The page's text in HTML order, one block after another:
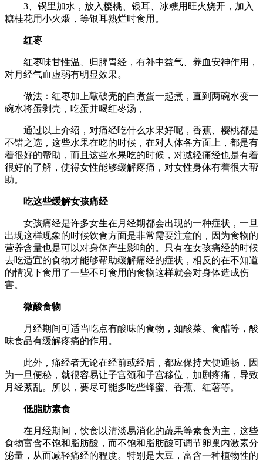
3、锅里加水，放入樱桃、银耳、冰糖用旺火烧开，加入
糖桂花用小火煨，等银耳熟烂时食用。
红枣
红枣味甘性温、归脾胃经，有补中益气、养血安神作用，
对月经气血虚弱有明显效果。
做法：红枣加上敲破壳的白煮蛋一起煮，直到两碗水变一
碗水将蛋剥壳，吃蛋并喝红枣汤，
通过以上介绍，对痛经吃什么水果好呢，香蕉、樱桃都是
不错之选，这些水果在吃的时候，在对人体各方面上，都是有
着很好的帮助，而且这些水果吃的时候，对减轻痛经也是有着
很好的了解，使得女性能够缓解疼痛，对女性身体有着很大帮
助。
吃这些缓解女孩痛经
女孩痛经是许多女生在月经期都会出现的一种症状，一旦
出现这样现象的时候饮食方面是非常需要注意的，因为食物的
营养含量也是可以对身体产生影响的。只有在女孩痛经的时候
去吃适宜的食物才能够帮助缓解痛经的症状，相反的在不知道
的情况下食用了一些不可食用的食物这样就会对身体造成伤
害。
微酸食物
月经期间可适当吃点有酸味的食物，如酸菜、食醋等，酸
味食品有缓解疼痛的作用。
此外，痛经者无论在经前或经后，都应保持大便通畅，因
为一旦便秘，就很容易让子宫颈和子宫移位，加剧疼痛，导致
月经紊乱。所以，要尽可能多吃些蜂蜜、香蕉、红薯等。
低脂肪素食
在月经期间，饮食以清淡易消化的蔬果等素食为主，这些
食物富含不饱和脂肪酸，而不饱和脂肪酸可调节卵巢内激素分
泌量，从而减轻痛经的程度。特别是大豆，富含一种植物性的